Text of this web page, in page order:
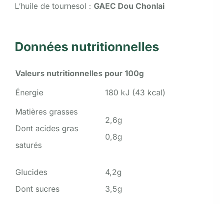
L’huile de tournesol : GAEC Dou Chonlai
Données nutritionnelles
Valeurs nutritionnelles pour 100g
Énergie
180 kJ (43 kcal)
Matières grasses
Dont acides gras
saturés
2,6g
0,8g
Glucides
Dont sucres
4,2g
3,5g